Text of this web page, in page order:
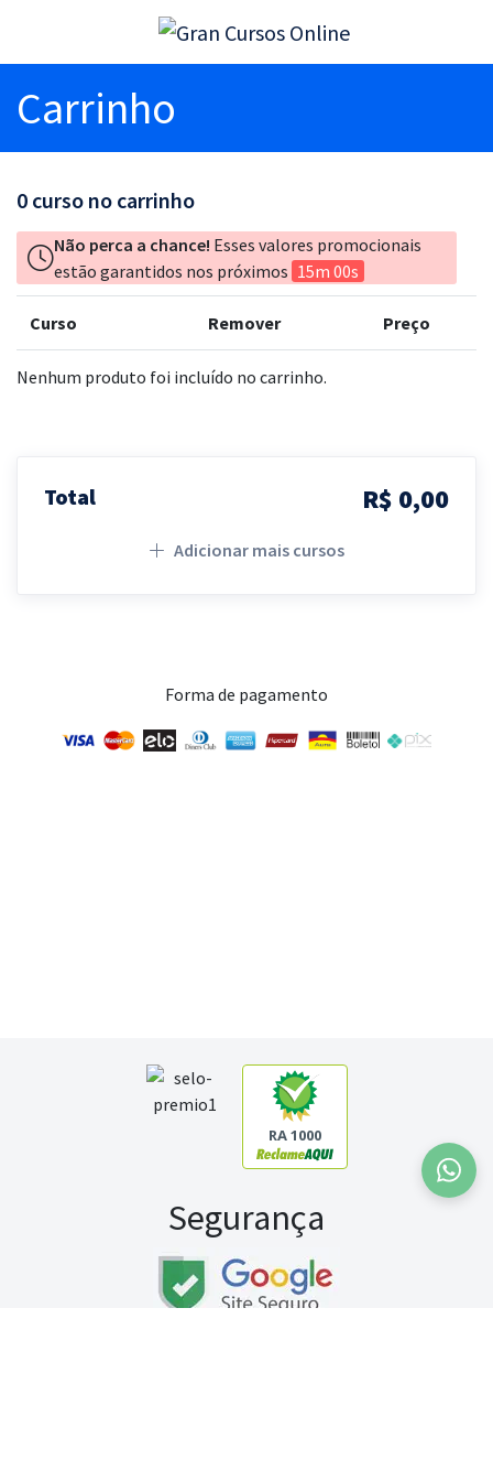
Carrinho
0 curso no carrinho
Não perca a chance! Esses valores promocionais
estão garantidos nos próximos 15m 00s
Curso Remover Preço
Nenhum produto foi incluído no carrinho.
Total R$ 0,00
Adicionar mais cursos
Forma de pagamento
RA 1000
Segurança